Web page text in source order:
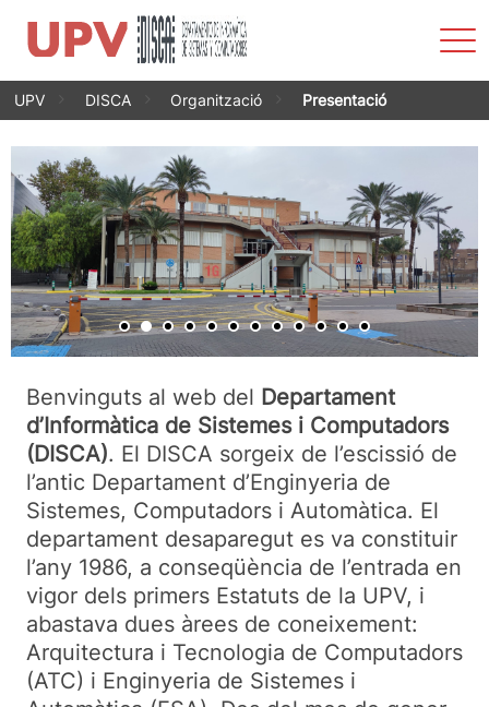
VésUPV DISCA Organització Presentació
Benvinguts al web del Departament
d’Informàtica de Sistemes i Computadors
(DISCA). El DISCA sorgeix de l’escissió de
l’antic Departament d’Enginyeria de
Sistemes, Computadors i Automàtica. El
departament desaparegut es va constituir
l’any 1986, a conseqüència de l’entrada en
vigor dels primers Estatuts de la UPV, i
abastava dues àrees de coneixement:
Arquitectura i Tecnologia de Computadors
(ATC) i Enginyeria de Sistemes i